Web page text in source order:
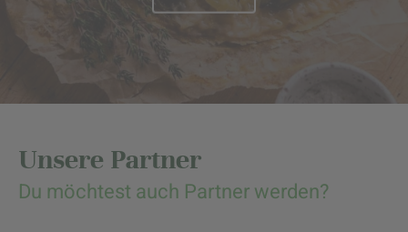
Unsere Partner
Du möchtest auch Partner werden?